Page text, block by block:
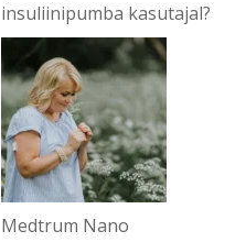
insuliinipumba kasutajal?
Medtrum Nano